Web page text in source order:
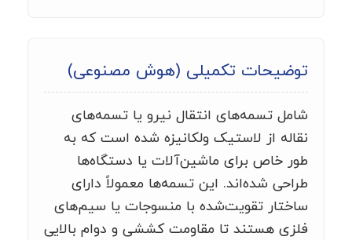
توضیحات تکمیلی (هوش مصنوعی)
شامل تسمه‌های انتقال نیرو یا تسمه‌های
نقاله از لاستیک ولکانیزه شده است که به
طور خاص برای ماشین‌آلات یا دستگاه‌ها
طراحی شده‌اند. این تسمه‌ها معمولاً دارای
ساختار تقویت‌شده با منسوجات یا سیم‌های
فلزی هستند تا مقاومت کششی و دوام بالایی